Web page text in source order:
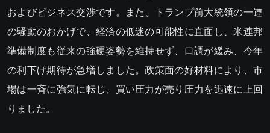
およびビジネス交渉です。また、トランプ前大統領の一連
の騒動のおかげで、経済の低迷の可能性に直面し、米連邦
準備制度も従来の強硬姿勢を維持せず、口調が緩み、今年
の利下げ期待が急増しました。政策面の好材料により、市
場は一斉に強気に転じ、買い圧力が売り圧力を迅速に上回
りました。